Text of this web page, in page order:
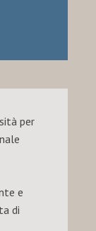
per
e
di